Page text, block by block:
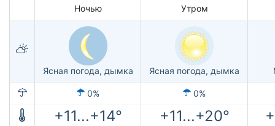
Ночью Утром
Ясная погода, дымка Ясная погода, дымка
0% 0%
+11...+14° +11...+20°